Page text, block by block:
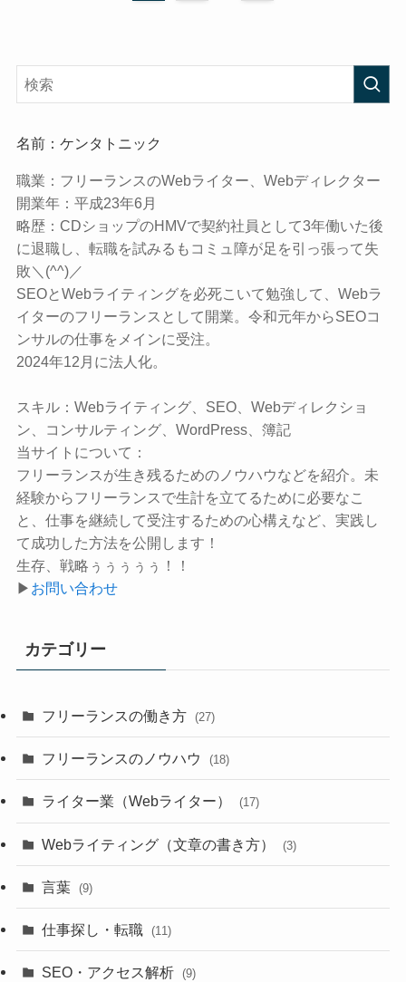
名前：ケンタトニック
職業： フリーランスのWebライター、Webディレクター
開業年： 平成23年6月
略歴： CDショップのHMVで契約社員として3年働いた後
に退職し、転職を試みるもコミュ障が足を引っ張って失
敗＼(^^)／
SEOとWebライティングを必死こいて勉強して、Webラ
イターのフリーランスとして開業。令和元年からSEOコ
ンサルの仕事をメインに受注。
2024年12月に法人化。
スキル： Webライティング、SEO、Webディレクショ
ン、コンサルティング、WordPress、簿記
当サイトについて：
フリーランスが生き残るためのノウハウなどを紹介。未
経験からフリーランスで生計を立てるために必要なこ
と、仕事を継続して受注するための心構えなど、実践し
て成功した方法を公開します！
生存、戦略ぅぅぅぅぅ！！
▶ お問い合わせ
カテゴリー
フリーランスの働き方 (27)
フリーランスのノウハウ (18)
ライター業（Webライター） (17)
Webライティング（文章の書き方） (3)
言葉 (9)
仕事探し・転職 (11)
SEO・アクセス解析 (9)